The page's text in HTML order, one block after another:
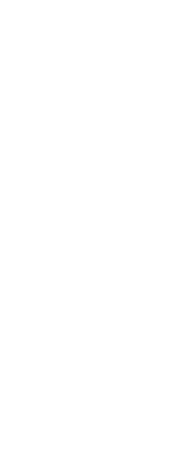
raisonnables
les
de
IP
mail,
adresse.
adresse.
compte de ses
de ses
des fins